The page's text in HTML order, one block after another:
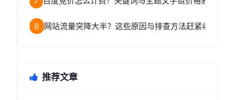
8 网站流量突降大半？这些原因与排查方法赶紧收藏
推荐文章